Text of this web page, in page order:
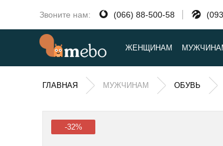
Звоните нам: (066) 88-500-58
ЖЕНЩИНАМ
ГЛАВНАЯ МУЖЧИНАМ ОБУВЬ
-32%